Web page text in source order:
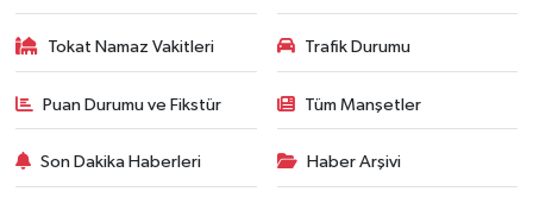
Tokat Namaz Vakitleri Trafik Durumu
Puan Durumu ve Fikstür Tüm Manşetler
Son Dakika Haberleri Haber Arşivi